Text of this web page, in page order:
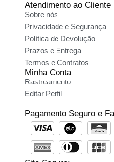
Atendimento ao Cliente
Sobre nós
Privacidade e Segurança
Política de Devolução
Prazos e Entrega
Termos e Contratos
Minha Conta
Rastreamento
Editar Perfil
Pagamento Seguro e